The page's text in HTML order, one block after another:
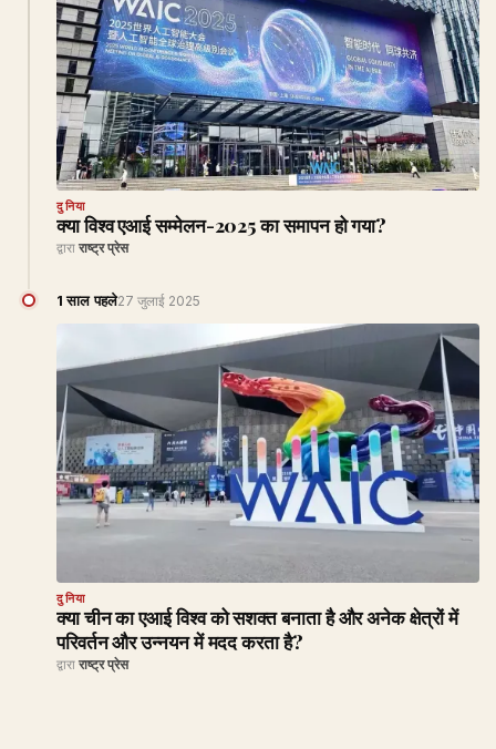
दुनिया
क्या विश्व एआई सम्मेलन-2025 का समापन हो गया?
द्वारा राष्ट्र प्रेस
1 साल पहले27 जुलाई 2025
दुनिया
क्या चीन का एआई विश्व को सशक्त बनाता है और अनेक क्षेत्रों में
परिवर्तन और उन्नयन में मदद करता है?
द्वारा राष्ट्र प्रेस